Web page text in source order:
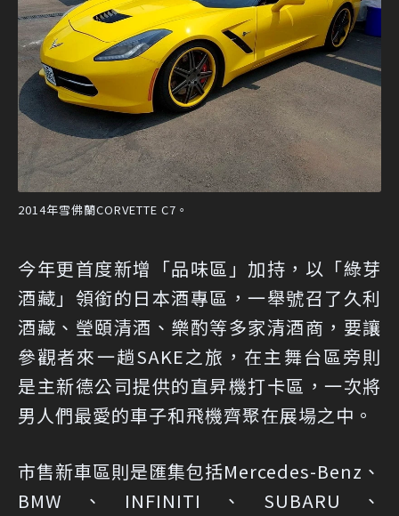
2014年雪佛蘭CORVETTE C7。
今年更首度新增「品味區」加持，以「綠芽
酒藏」領銜的日本酒專區，一舉號召了久利
酒藏、瑩頤清酒、樂酌等多家清酒商，要讓
參觀者來一趟SAKE之旅，在主舞台區旁則
是主新德公司提供的直昇機打卡區，一次將
男人們最愛的車子和飛機齊聚在展場之中。
市售新車區則是匯集包括Mercedes-Benz、
BMW、INFINITI、SUBARU、